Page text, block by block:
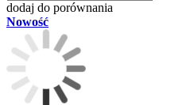
dodaj do porównania
Nowość